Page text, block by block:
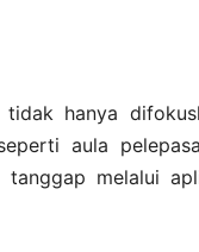
hanya
aula
melalui